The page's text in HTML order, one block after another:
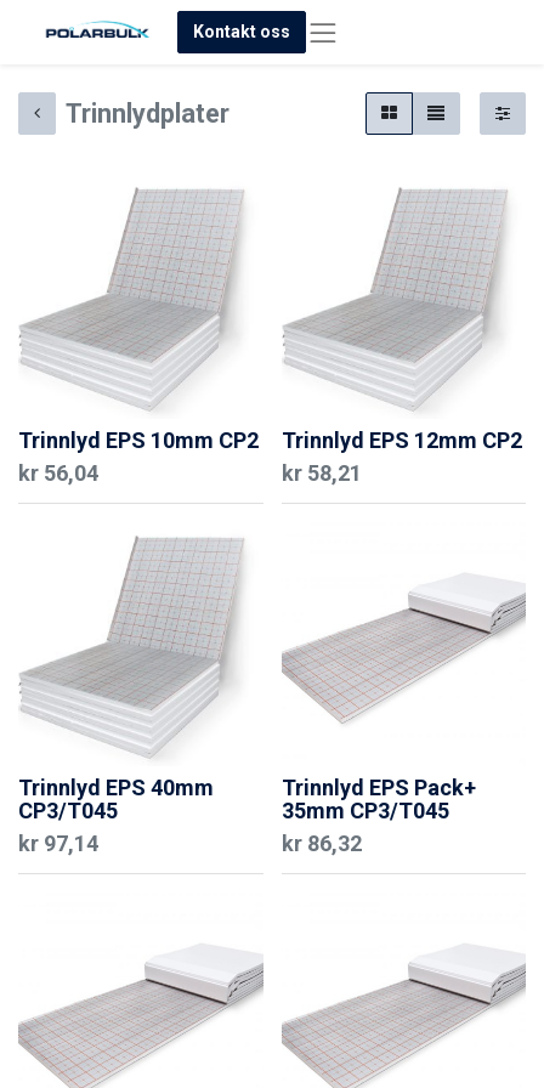
Kontakt oss
Trinnlydplater
Trinnlyd EPS 10mm CP2
kr 56,04
Trinnlyd EPS 12mm CP2
kr 58,21
Trinnlyd EPS 40mm
CP3/T045
kr 97,14
Trinnlyd EPS Pack+
35mm CP3/T045
kr 86,32